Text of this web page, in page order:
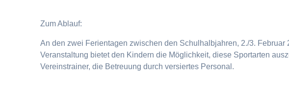
Zum Ablauf:
An den zwei Ferientagen zwischen den Schulhalbjahren, 2./3.
Veranstaltung bietet den Kindern die Möglichkeit, diese Sportarten
Vereinstrainer, die Betreuung durch versiertes Personal.